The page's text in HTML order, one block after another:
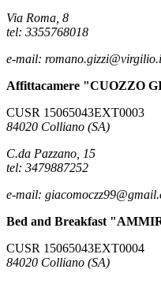
Via Roma, 8
tel: 3355768018
e-mail:
Affittacamere "CUOZZO
CUSR 15065043EXT0003
84020 Colliano (SA)
C.da Pazzano, 15
tel: 3479887252
e-mail:
Bed and Breakfast
CUSR 15065043EXT0004
84020 Colliano (SA)